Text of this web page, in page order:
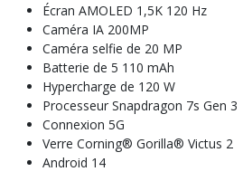
Écran AMOLED 1,5K 120 Hz
Caméra IA 200MP
Caméra selfie de 20 MP
Batterie de 5 110 mAh
Hypercharge de 120 W
Processeur Snapdragon 7s Gen 3
Connexion 5G
Verre Corning® Gorilla® Victus 2
Android 14